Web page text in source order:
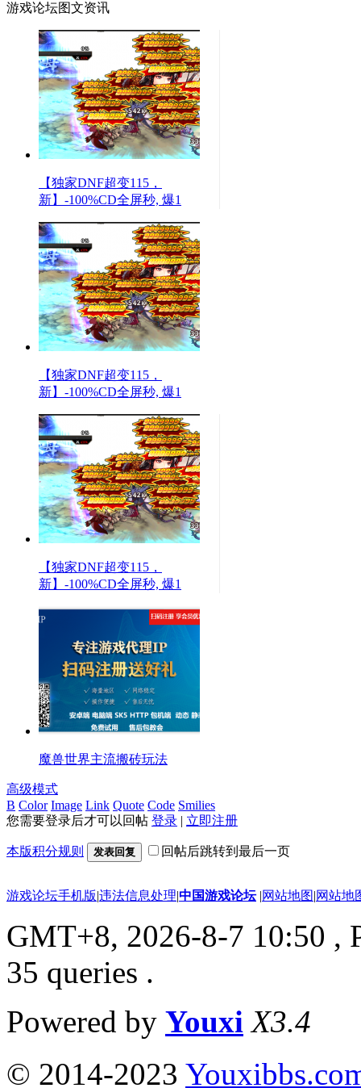
游戏论坛图文资讯
【独家DNF超变115，
新】-100%CD全屏秒, 爆1
【独家DNF超变115，
新】-100%CD全屏秒, 爆1
【独家DNF超变115，
新】-100%CD全屏秒, 爆1
魔兽世界主流搬砖玩法
高级模式
B Color Image Link Quote Code Smilies
您需要登录后才可以回帖 登录 | 立即注册
本版积分规则 发表回复 回帖后跳转到最后一页
游戏论坛手机版|违法信息处理|中国游戏论坛 |网站地图|网站地
GMT+8, 2026-8-7 10:50 ,
35 queries .
Powered by Youxi X3.4
© 2014-2023